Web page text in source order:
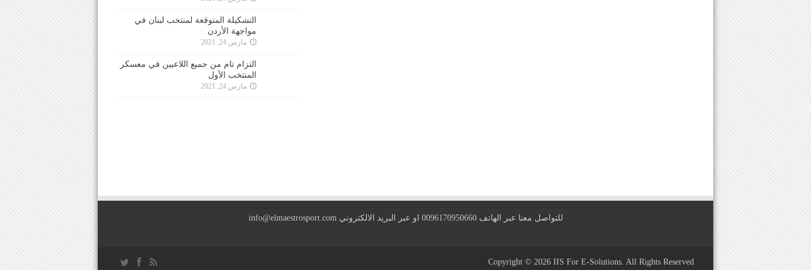
التشكيلة المتوقعة لمنتخب لبنان في
مواجهة الأردن
مارس 24, 2021
التزام تام من جميع اللاعبين في معسكر
المنتخب الأول
مارس 24, 2021
للتواصل معنا عبر الهاتف 0096170950660 او عبر البريد الالكتروني info@elmaestrosport.com
Copyright © 2026 IIS For E-Solutions. All Rights Reserved